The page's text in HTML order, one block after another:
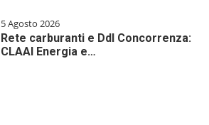
5 Agosto 2026
Rete carburanti e Ddl Concorrenza:
CLAAI Energia e…